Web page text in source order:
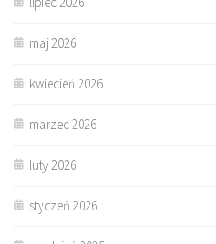
maj 2026
kwiecień 2026
marzec 2026
luty 2026
styczeń 2026